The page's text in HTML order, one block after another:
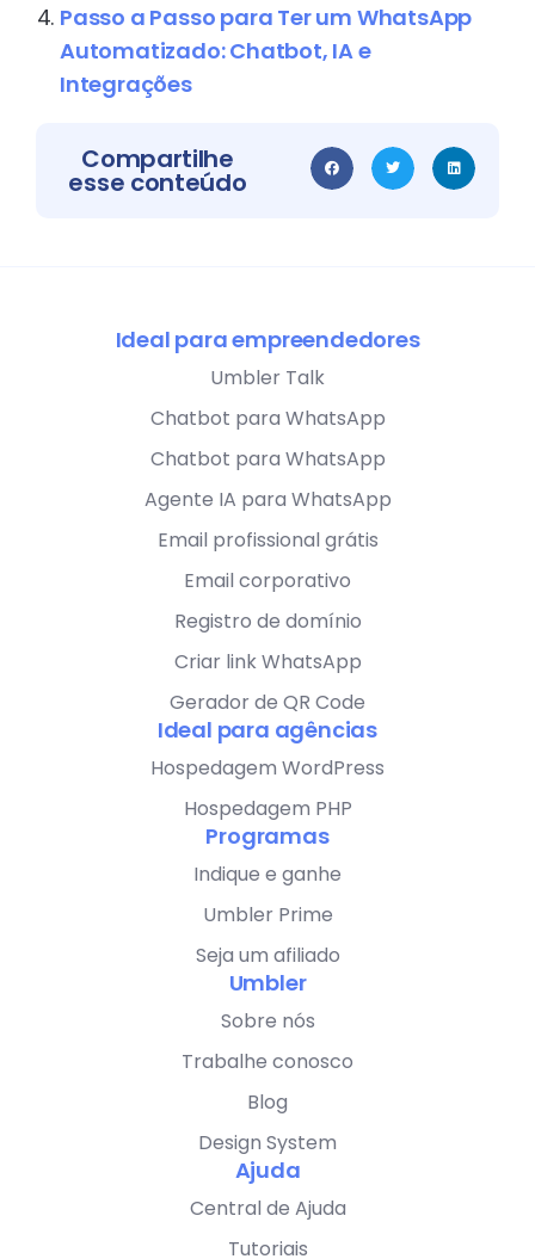
Passo a Passo para Ter um WhatsApp
Automatizado: Chatbot, IA e
Integrações
Compartilhe
esse conteúdo
Ideal para empreendedores
Umbler Talk
Chatbot para WhatsApp
Chatbot para WhatsApp
Agente IA para WhatsApp
Email profissional grátis
Email corporativo
Registro de domínio
Criar link WhatsApp
Gerador de QR Code
Ideal para agências
Hospedagem WordPress
Hospedagem PHP
Programas
Indique e ganhe
Umbler Prime
Seja um afiliado
Umbler
Sobre nós
Trabalhe conosco
Blog
Design System
Ajuda
Central de Ajuda
Tutoriais